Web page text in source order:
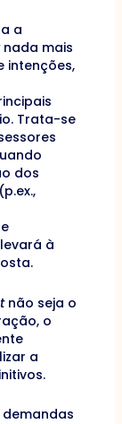
a
nada mais
intenções,
Trata-se
dos
à
não seja o
o
a